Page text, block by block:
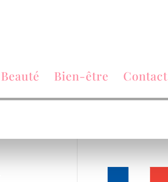
Beauté Bien-être Contact